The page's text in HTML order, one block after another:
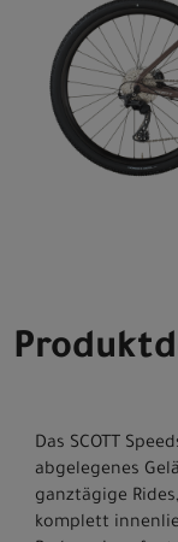
Das SCOTT
abgelegenes
ganztägige
komplett